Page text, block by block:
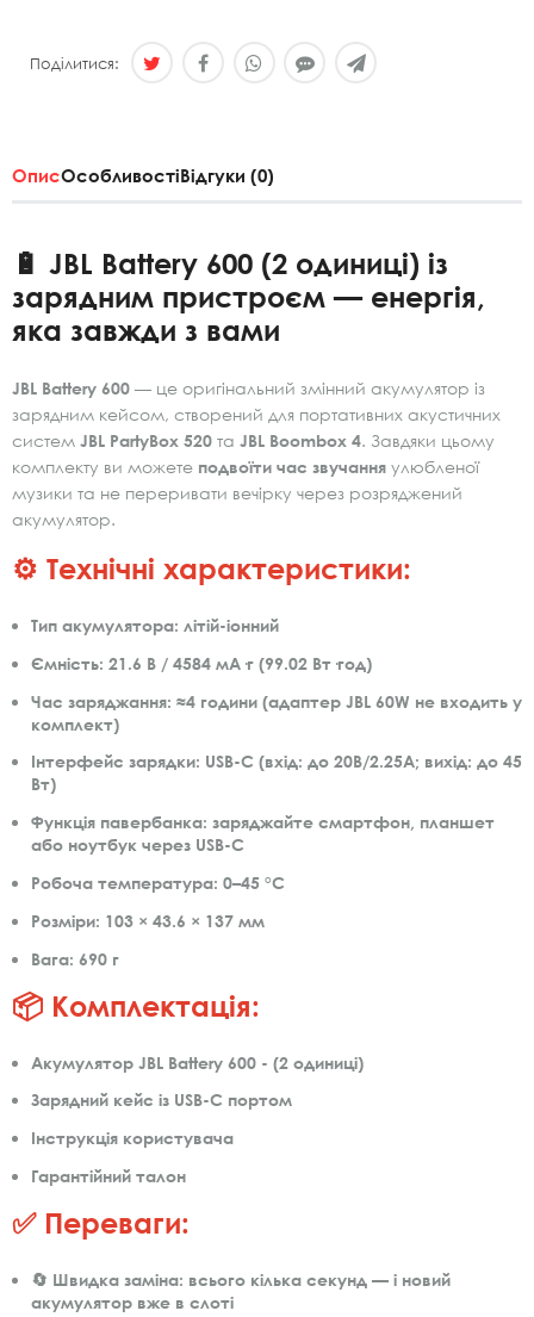
Поділитися:
ОписОсобливостіВідгуки (0)
🔋 JBL Battery 600 (2 одиниці) із
зарядним пристроєм — енергія,
яка завжди з вами
JBL Battery 600 — це оригінальний змінний акумулятор із
зарядним кейсом, створений для портативних акустичних
систем JBL PartyBox 520 та JBL Boombox 4. Завдяки цьому
комплекту ви можете подвоїти час звучання улюбленої
музики та не переривати вечірку через розряджений
акумулятор.
⚙️ Технічні характеристики:
Тип акумулятора: літій-іонний
Ємність: 21.6 В / 4584 мА·г (99.02 Вт·год)
Час заряджання: ≈4 години (адаптер JBL 60W не входить у
комплект)
Інтерфейс зарядки: USB-C (вхід: до 20В/2.25A; вихід: до 45
Вт)
Функція павербанка: заряджайте смартфон, планшет
або ноутбук через USB-C
Робоча температура: 0–45 °C
Розміри: 103 × 43.6 × 137 мм
Вага: 690 г
📦 Комплектація:
Акумулятор JBL Battery 600 - (2 одиниці)
Зарядний кейс із USB-C портом
Інструкція користувача
Гарантійний талон
✅ Переваги:
🔄 Швидка заміна: всього кілька секунд — і новий
акумулятор вже в слоті